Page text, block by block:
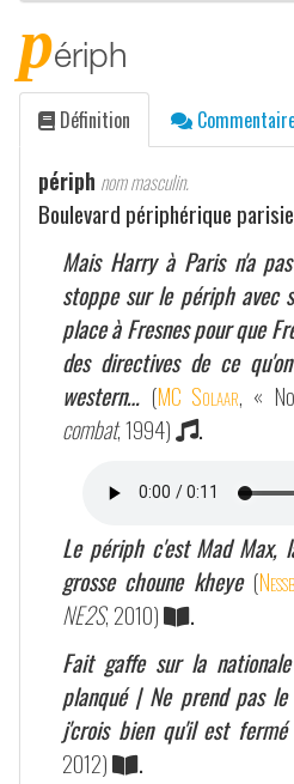
périph
Définition
périph nom masculin.
Boulevard périphérique
Mais Harry à Paris n'a
stoppe sur le périph avec
place à Fresnes pour que
des directives de ce
western… (MC Solaar, «
combat, 1994) .
Le périph c'est Mad Max,
grosse choune kheye (
NE2S, 2010)
.
Fait gaffe sur la
planqué | Ne prend pas
j'crois bien qu'il est fermé
2012)
.